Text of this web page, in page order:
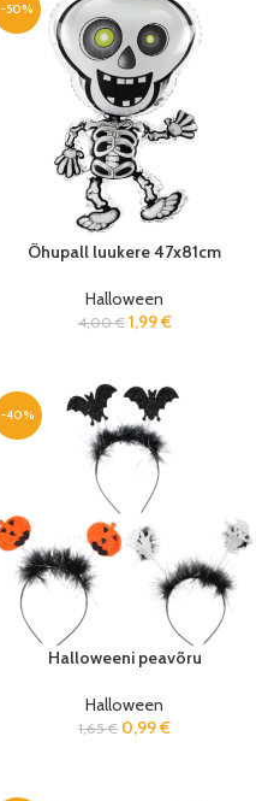
-50%
Õhupall luukere 47x81cm
Halloween
4,00€ 1,99€
-40%
Halloweeni peavõru
Halloween
1,65€ 0,99€